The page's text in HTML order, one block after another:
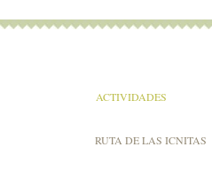
ACTIVIDADES
RUTA DE LAS ICNITAS